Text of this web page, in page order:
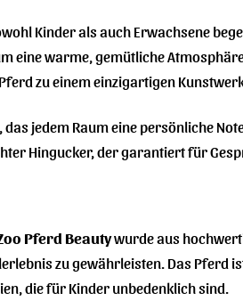
Kinder als auch Erwachsene
eine warme, gemütliche
zu einem einzigartigen
jedem Raum eine persönliche
Hingucker, der garantiert für
Pferd Beautywurde aus
zu gewährleisten. Das Pferd
die für Kinder unbedenklich sind.